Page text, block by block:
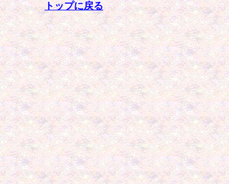
トップに戻る